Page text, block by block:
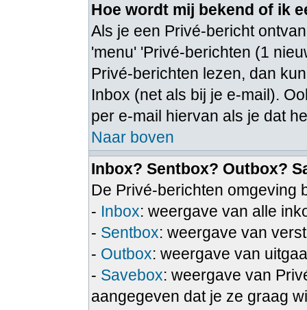
Hoe wordt mij bekend of ik
Als je een Privé-bericht
'menu' 'Privé-berichten (1
Privé-berichten lezen, dan
Inbox (net als bij je e-mail).
per e-mail hiervan als je dat
Naar boven
Inbox? Sentbox? Outbox?
De Privé-berichten omgeving
- Inbox: weergave van alle
- Sentbox: weergave van
- Outbox: weergave van
- Savebox: weergave van
aangegeven dat je ze graag